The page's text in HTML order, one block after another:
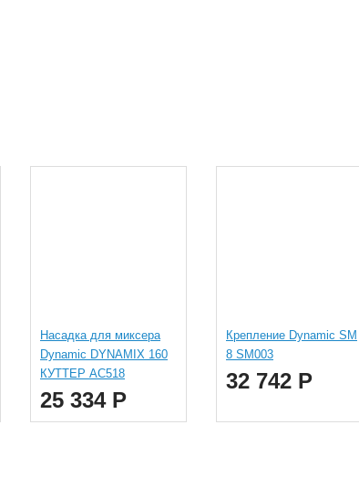
Насадка для миксера
Dynamic DYNAMIX 160
КУТТЕР AC518
25 334 Р
Крепление Dynamic SM
8 SM003
32 742 Р